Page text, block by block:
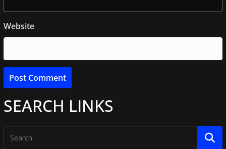
Website
SEARCH LINKS